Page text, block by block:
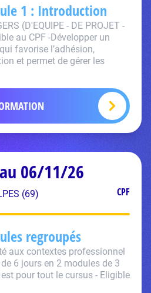
1 : Introduction
(D'EQUIPE - DE PROJET -
au CPF -Développer un
favorise l’adhésion,
et permet de gérer les
06/11/26
(69) CPF
regroupés
aux contextes professionnel
6 jours en 2 modules de 3
pour tout le cursus - Eligible